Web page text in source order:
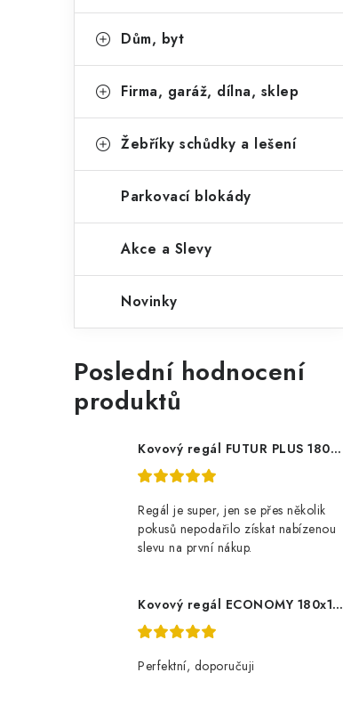
Dům, byt
Firma, garáž, dílna, sklep
Žebříky schůdky a lešení
Parkovací blokády
Akce a Slevy
Novinky
Poslední hodnocení
produktů
Kovový regál FUTUR PLUS 180x120x45 5 polic Nosnost 1000 KG - pozinkovaný
Regál je super, jen se přes několik
pokusů nepodařilo získat nabízenou
slevu na první nákup.
Kovový regál ECONOMY 180x120x60 5 polic - pozinkovaný
Perfektní, doporučuji